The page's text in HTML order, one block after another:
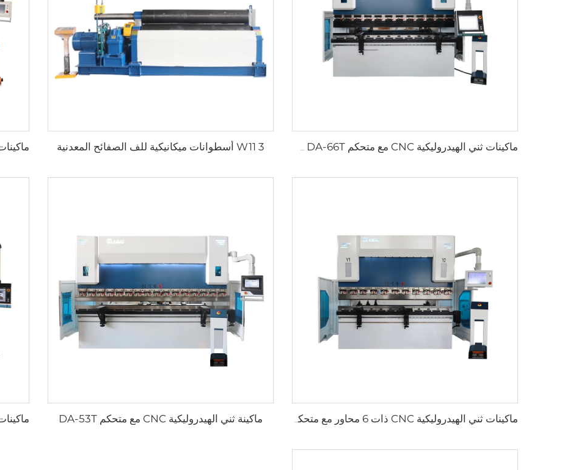
W11 3 أسطوانات ميكانيكية للف الصفائح المعدنية
ماكينة ثني الهيدروليكية CNC مع متحكم DA-53T